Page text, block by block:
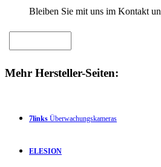
Bleiben Sie mit uns im Kontakt
Mehr Hersteller-Seiten:
7links Überwachungskameras
ELESION